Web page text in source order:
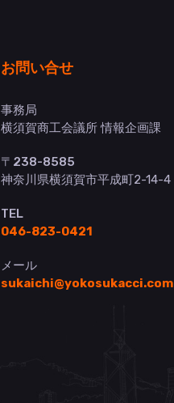
お問い合せ
事務局
横須賀商工会議所 情報企画課
〒238-8585
神奈川県横須賀市平成町2-14-4
TEL
046-823-0421
メール
sukaichi@yokosukacci.com